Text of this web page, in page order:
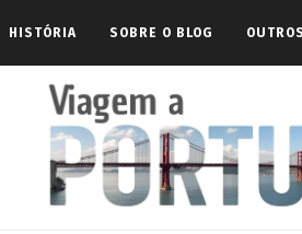
HISTÓRIA SOBRE O BLOG